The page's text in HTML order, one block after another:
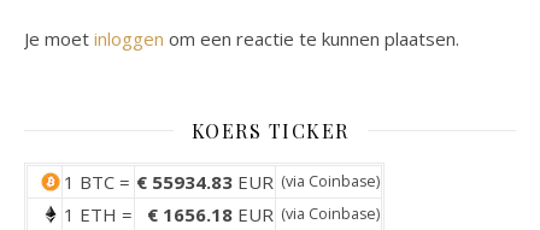
Je moet inloggen om een reactie te kunnen plaatsen.
KOERS TICKER
1 BTC = € 55934.83 EUR (via Coinbase)
1 ETH = € 1656.18 EUR (via Coinbase)